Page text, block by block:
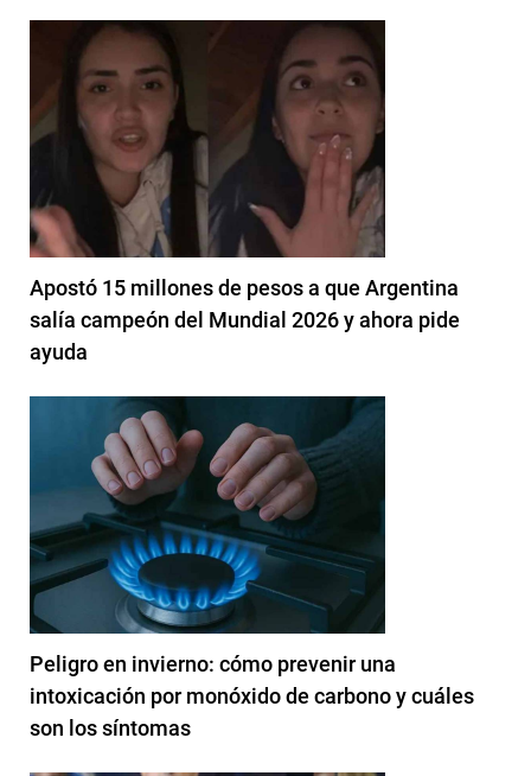
Apostó 15 millones de pesos a que Argentina
salía campeón del Mundial 2026 y ahora pide
ayuda
Peligro en invierno: cómo prevenir una
intoxicación por monóxido de carbono y cuáles
son los síntomas